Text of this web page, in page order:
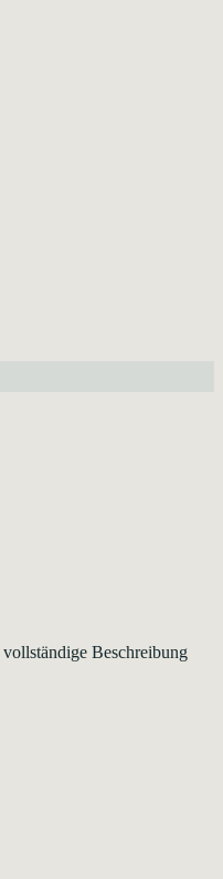
Beschreibung